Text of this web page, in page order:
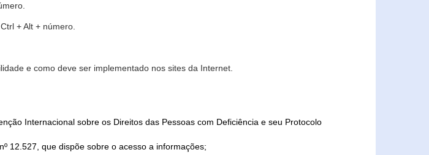
+ Alt + número.
e como deve ser implementado nos sites da Internet.
Internacional sobre os Direitos das Pessoas com Deficiência e seu Protocolo
12.527, que dispõe sobre o acesso a informações;